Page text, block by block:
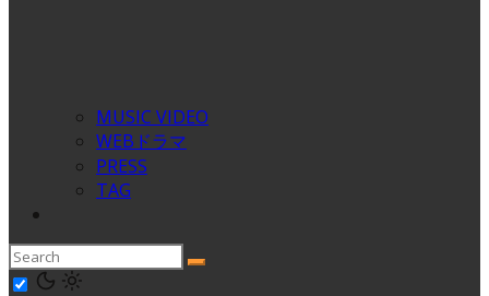
MUSIC VIDEO
WEBドラマ
PRESS
TAG